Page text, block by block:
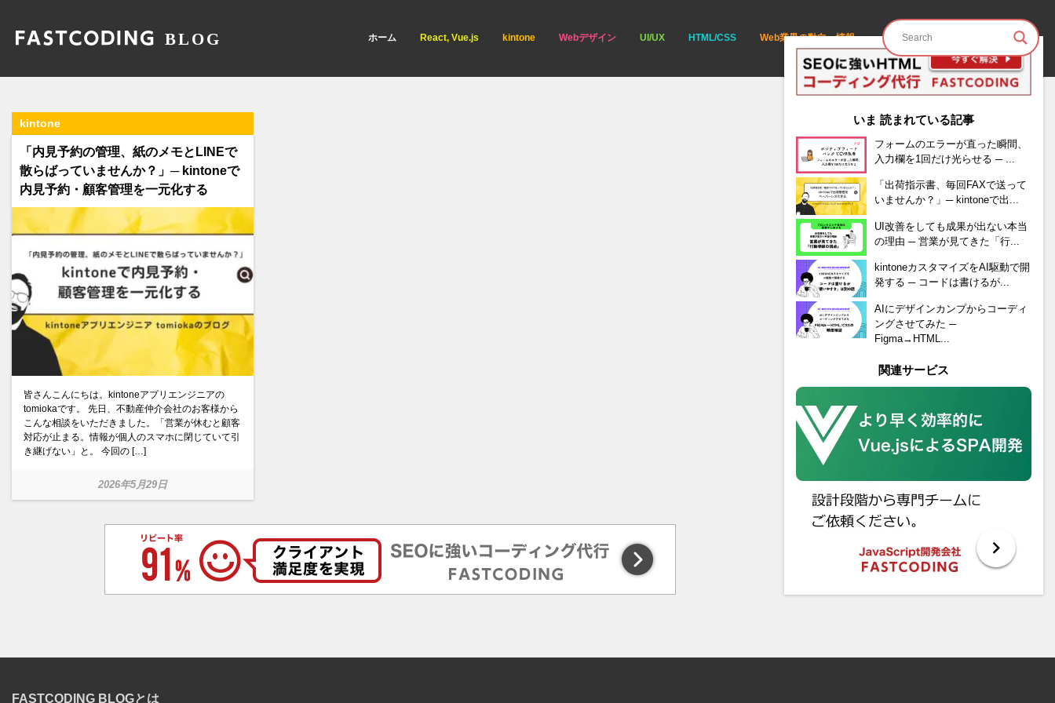
ホーム React, Vue.js kintone Webデザイン UI/UX HTML/CSS Web業界の動向・情報
kintone
「内見予約の管理、紙のメモとLINEで
散らばっていませんか？」─ kintoneで
内見予約・顧客管理を一元化する
皆さんこんにちは。kintoneアプリエンジニアの
tomiokaです。 先日、不動産仲介会社のお客様から
こんな相談をいただきました。「営業が休むと顧客
対応が止まる。情報が個人のスマホに閉じていて引
き継げない」と。 今回の […]
2026年5月29日
いま 読まれている記事
フォームのエラーが直った瞬間、
入力欄を1回だけ光らせる ─ ...
「出荷指示書、毎回FAXで送って
いませんか？」─ kintoneで出...
UI改善をしても成果が出ない本当
の理由 ─ 営業が見てきた「行...
kintoneカスタマイズをAI駆動で開
発する ─ コードは書けるが...
AIにデザインカンプからコーディ
ングさせてみた ─
Figma→HTML...
関連サービス
FASTCODING BLOGとは